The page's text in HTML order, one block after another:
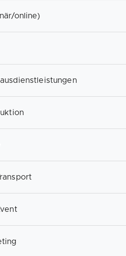
online)